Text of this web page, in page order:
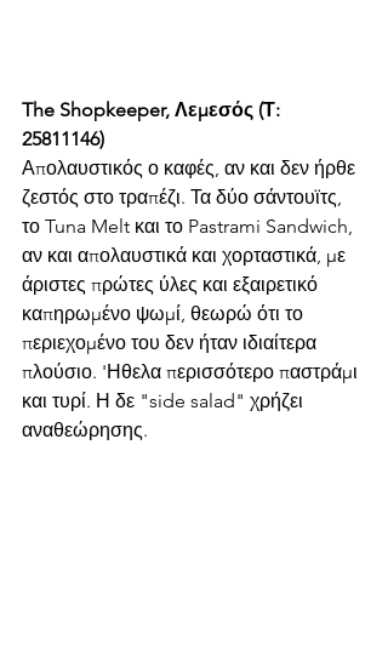
The Shopkeeper, Λεμεσός (Τ:
25811146)
Απολαυστικός ο καφές, αν και δεν ήρθε
ζεστός στο τραπέζι. Τα δύο σάντουϊτς,
το Tuna Melt και το Pastrami Sandwich,
αν και απολαυστικά και χορταστικά, με
άριστες πρώτες ύλες και εξαιρετικό
καπηρωμένο ψωμί, θεωρώ ότι το
περιεχομένο του δεν ήταν ιδιαίτερα
πλούσιο. 'Ηθελα περισσότερο παστράμι
και τυρί. Η δε "side salad" χρήζει
αναθεώρησης.